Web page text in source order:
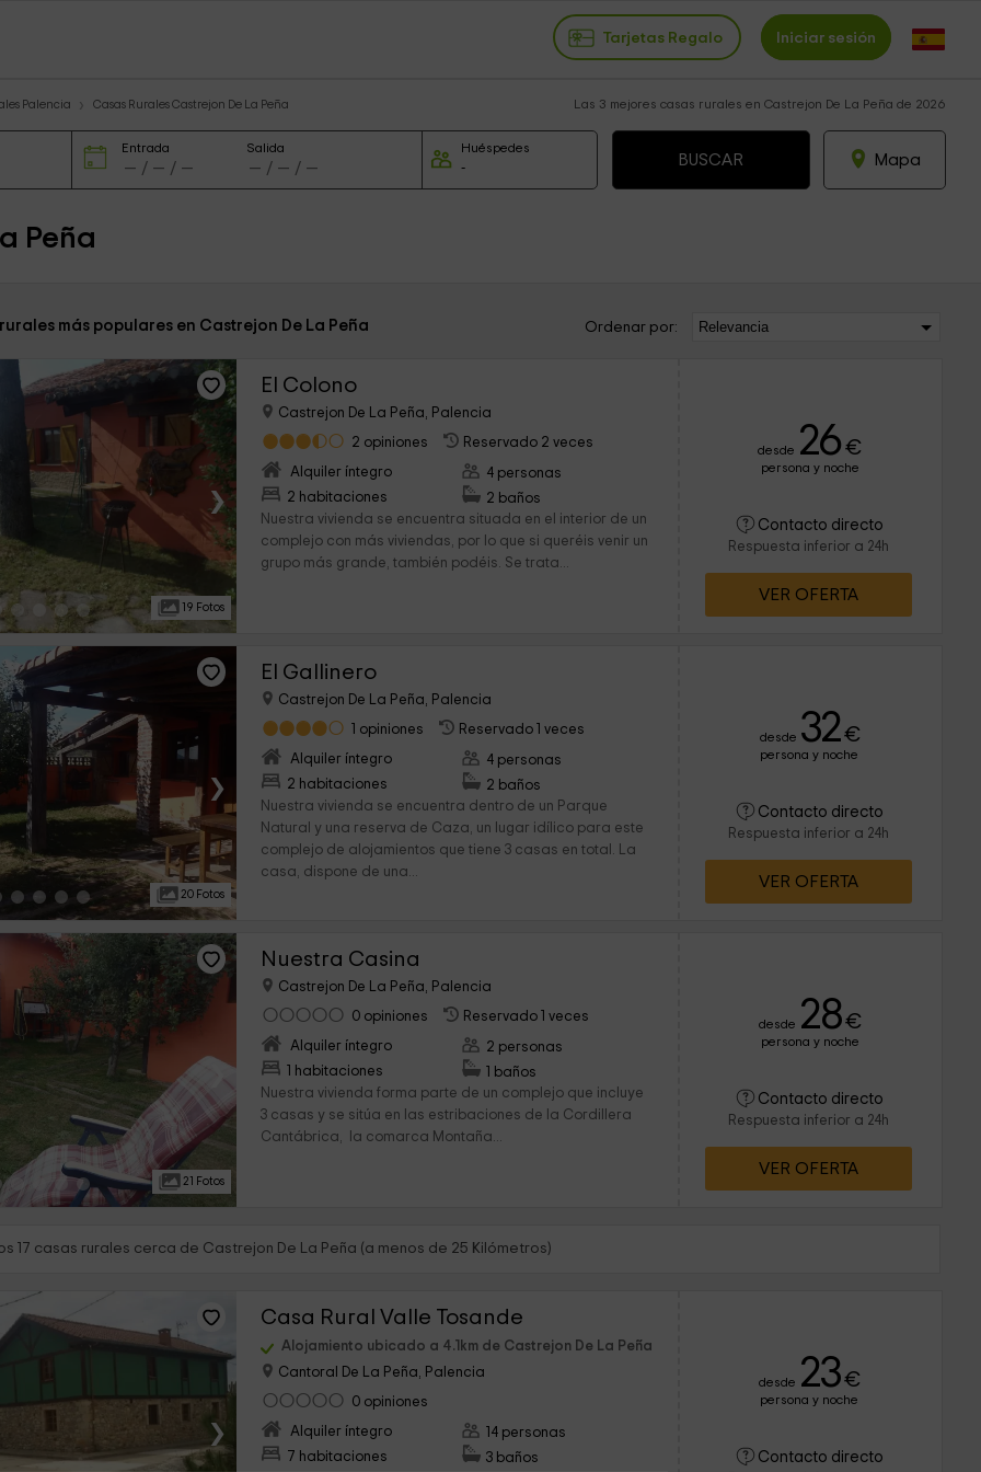
Tarjetas Regalo Iniciar sesión
Palencia Casas Rurales Castrejon De La Peña Las 3 mejores casas rurales en Castrejon De La Peña de 2026
Entrada Salida Huéspedes
Mapa
Peña
más populares en Castrejon De La Peña Ordenar por:
›
19 Fotos
El Colono
Castrejon De La Peña, Palencia
2 opiniones
Reservado 2 veces
Alquiler íntegro
2 habitaciones
4 personas
2 baños
Nuestra vivienda se encuentra situada en el interior de un
complejo con más viviendas, por lo que si queréis venir un
grupo más grande, también podéis. Se trata...
desde 26 €
persona y noche
Contacto directo
Respuesta inferior a 24h
VER OFERTA
›
20 Fotos
El Gallinero
Castrejon De La Peña, Palencia
1 opiniones
Reservado 1 veces
Alquiler íntegro
2 habitaciones
4 personas
2 baños
Nuestra vivienda se encuentra dentro de un Parque
Natural y una reserva de Caza, un lugar idílico para este
complejo de alojamientos que tiene 3 casas en total. La
casa, dispone de una...
desde 32€
persona y noche
Contacto directo
Respuesta inferior a 24h
VER OFERTA
›
21 Fotos
Nuestra Casina
Castrejon De La Peña, Palencia
0 opiniones
Reservado 1 veces
Alquiler íntegro
1 habitaciones
2 personas
1 baños
Nuestra vivienda forma parte de un complejo que incluye
3 casas y se sitúa en las estribaciones de la Cordillera
Cantábrica, la comarca Montaña...
desde 28€
persona y noche
Contacto directo
Respuesta inferior a 24h
VER OFERTA
17 casas rurales cerca de Castrejon De La Peña (a menos de 25 Kilómetros)
›
Casa Rural Valle Tosande
Alojamiento ubicado a 4.1km de Castrejon De La Peña
Cantoral De La Peña, Palencia
0 opiniones
Alquiler íntegro
7 habitaciones
14 personas
3 baños
desde 23€
persona y noche
Contacto directo